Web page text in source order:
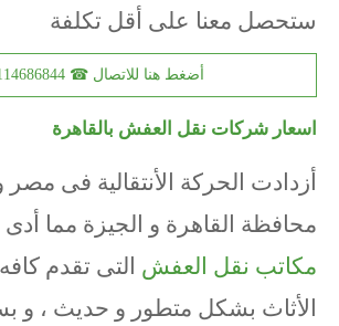
ستحصل معنا على أقل تكلفة
أضغط هنا للاتصال ☎ 01114686844
اسعار شركات نقل العفش بالقاهرة
أزدادت الحركة الأنتقالية فى
محافظة القاهرة و الجيزة مما أدى
مكاتب نقل العفش التى تقدم
الأثاث بشكل متطور و حديث ، و